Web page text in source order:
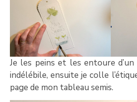
Je les peins et les entoure
indélébile, ensuite je colle
page de mon tableau semis.